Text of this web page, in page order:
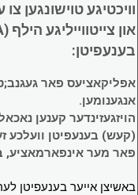
בענעפיטן:
אנגענומען.
(קעש) בענעפיטן וועלכע
פאר מער אינפארמאציע,